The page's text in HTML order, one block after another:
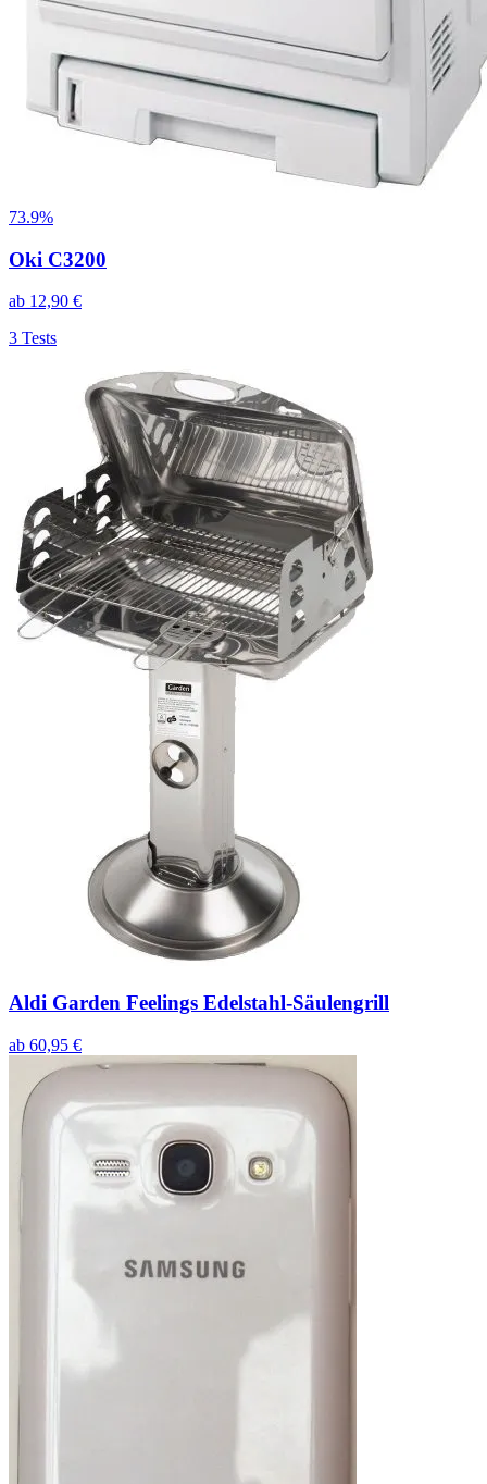
73.9%
Oki C3200
ab 12,90 €
3 Tests
Aldi Garden Feelings Edelstahl-Säulengrill
ab 60,95 €